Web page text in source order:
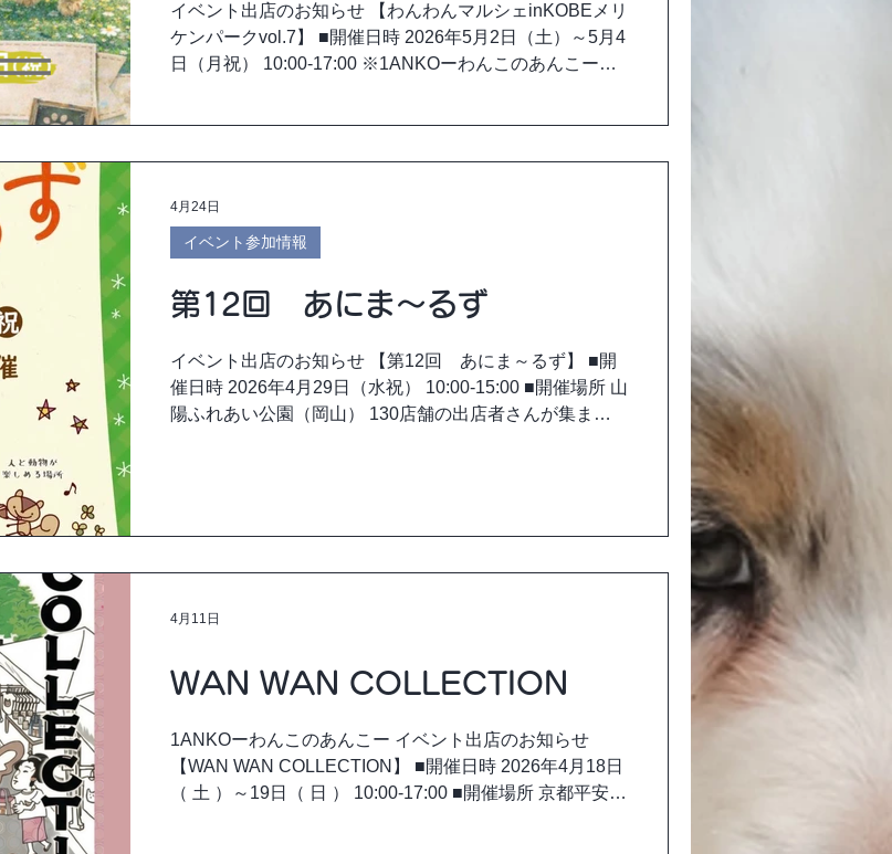
イベント出店のお知らせ 【わんわんマルシェinKOBEメリ
ケンパークvol.7】 ■開催日時 2026年5月2日（土）～5月4
日（月祝） 10:00-17:00 ※1ANKOーわんこのあんこーは5
第12回 あにま～るず
イベント出店のお知らせ 【第12回 あにま～るず】 ■開
催日時 2026年4月29日（水祝） 10:00-15:00 ■開催場所 山
陽ふれあい公園（岡山） 130店舗の出店者さんが集まる
イベント参加情報
4月24日
WAN WAN COLLECTION
1ANKOーわんこのあんこー イベント出店のお知らせ
【WAN WAN COLLECTION】 ■開催日時 2026年4月18日
（ 土 ）～19日（ 日 ） 10:00-17:00 ■開催場所 京都平安神
4月11日